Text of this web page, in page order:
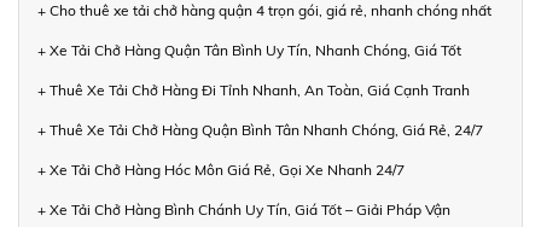
+ Cho thuê xe tải chở hàng quận 4 trọn gói, giá rẻ, nhanh chóng nhất
+ Xe Tải Chở Hàng Quận Tân Bình Uy Tín, Nhanh Chóng, Giá Tốt
+ Thuê Xe Tải Chở Hàng Đi Tỉnh Nhanh, An Toàn, Giá Cạnh Tranh
+ Thuê Xe Tải Chở Hàng Quận Bình Tân Nhanh Chóng, Giá Rẻ, 24/7
+ Xe Tải Chở Hàng Hóc Môn Giá Rẻ, Gọi Xe Nhanh 24/7
+ Xe Tải Chở Hàng Bình Chánh Uy Tín, Giá Tốt – Giải Pháp Vận